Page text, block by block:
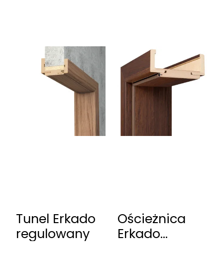
Tunel Erkado
regulowany
Ościeżnica
Erkado